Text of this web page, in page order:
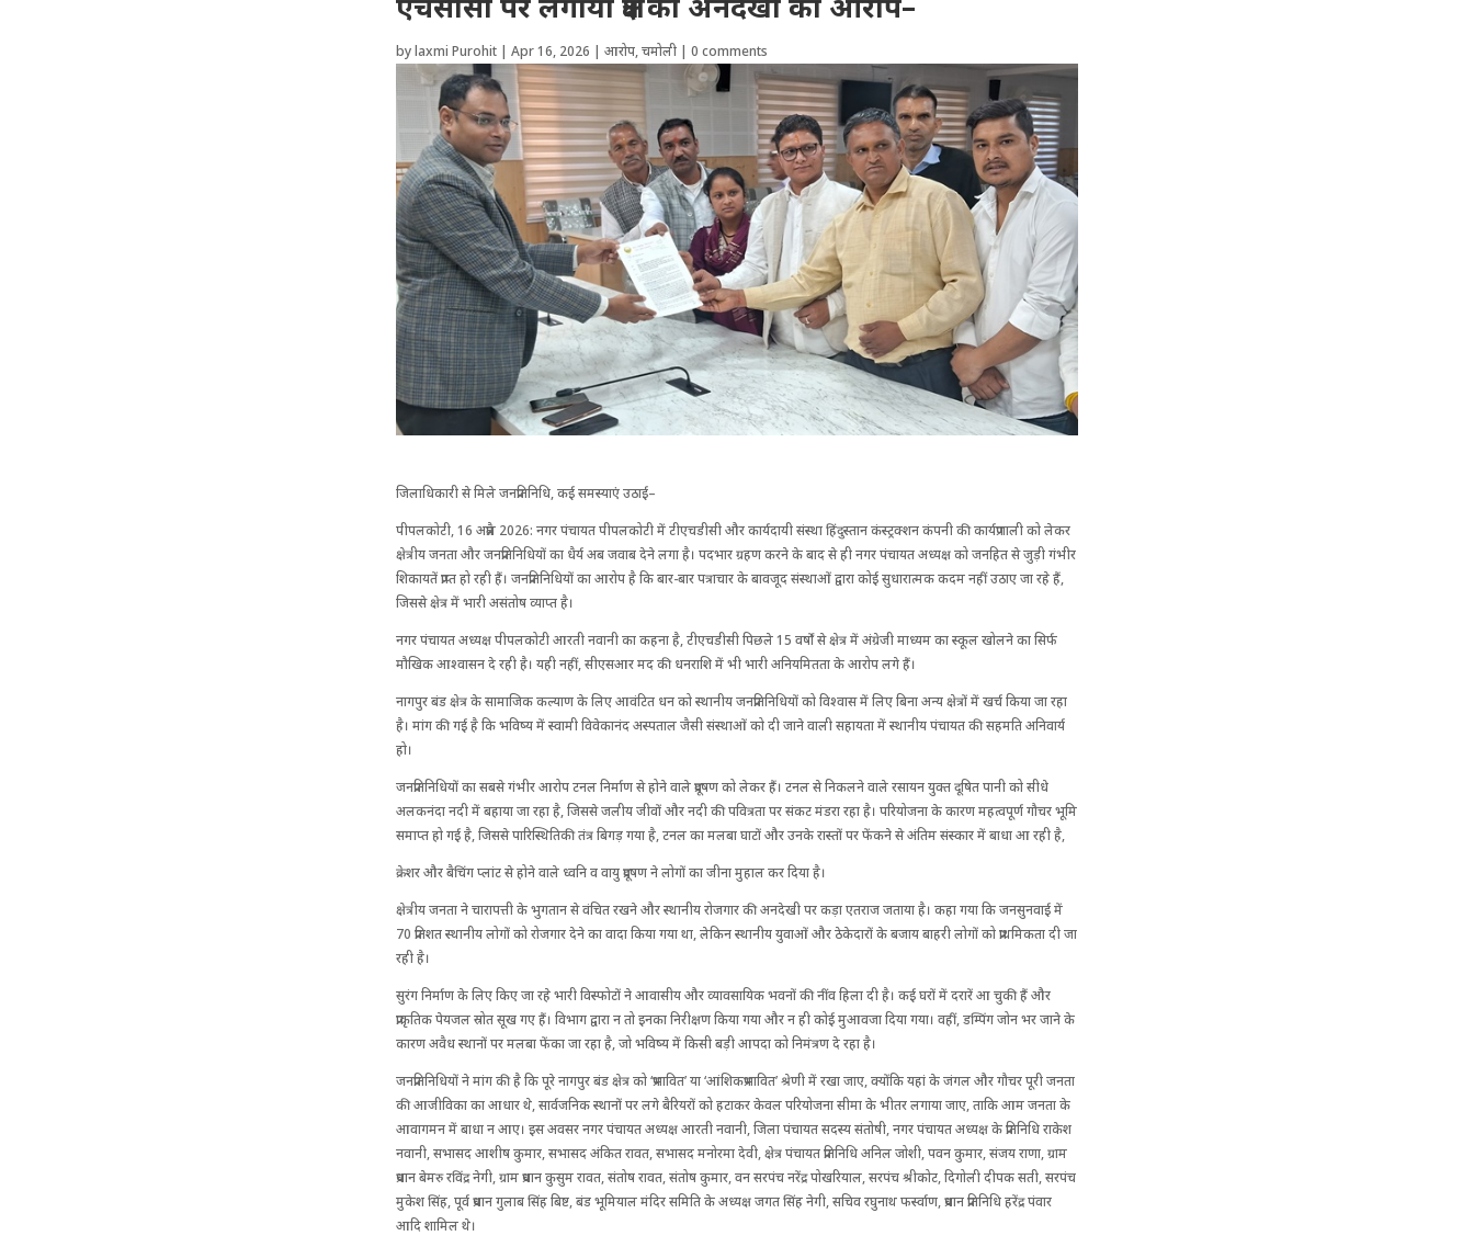
bylaxmi Purohit |Apr 16, 2026 |आरोप,चमोली |0 comments
जिला​धिकारी से मिले जनप्रतिनि​धि, कई समस्याएं उठाई–
पीपलकोटी, 16 अप्रैल 2026: नगर पंचायत पीपलकोटी में टीएचडीसी और कार्यदायी संस्था हिंदुस्तान कंस्ट्रक्शन कंपनी की कार्यप्रणाली को लेकर
क्षेत्रीय जनता और जनप्रतिनिधियों का धैर्य अब जवाब देने लगा है। पदभार ग्रहण करने के बाद से ही नगर पंचायत अध्यक्ष को जनहित से जुड़ी गंभीर
शिकायतें प्राप्त हो रही हैं। जनप्रतिनिधियों का आरोप है कि बार-बार पत्राचार के बावजूद संस्थाओं द्वारा कोई सुधारात्मक कदम नहीं उठाए जा रहे हैं,
जिससे क्षेत्र में भारी असंतोष व्याप्त है।
नगर पंचायत अध्यक्ष पीपलकोटी आरती नवानी का कहना है, टीएचडीसी पिछले 15 वर्षों से क्षेत्र में अंग्रेजी माध्यम का स्कूल खोलने का सिर्फ
मौखिक आश्वासन दे रही है। यही नहीं, सीएसआर मद की धनराशि में भी भारी अनियमितता के आरोप लगे हैं।
नागपुर बंड क्षेत्र के सामाजिक कल्याण के लिए आवंटित धन को स्थानीय जनप्रतिनिधियों को विश्वास में लिए बिना अन्य क्षेत्रों में खर्च किया जा रहा
है। मांग की गई है कि भविष्य में स्वामी विवेकानंद अस्पताल जैसी संस्थाओं को दी जाने वाली सहायता में स्थानीय पंचायत की सहमति अनिवार्य
हो।
जनप्रतिनि​धियों का सबसे गंभीर आरोप टनल निर्माण से होने वाले प्रदूषण को लेकर हैं। टनल से निकलने वाले रसायन युक्त दूषित पानी को सीधे
अलकनंदा नदी में बहाया जा रहा है, जिससे जलीय जीवों और नदी की पवित्रता पर संकट मंडरा रहा है। परियोजना के कारण महत्वपूर्ण गौचर भूमि
समाप्त हो गई है, जिससे पारिस्थितिकी तंत्र बिगड़ गया है, टनल का मलबा घाटों और उनके रास्तों पर फेंकने से अंतिम संस्कार में बाधा आ रही है,
क्रेशर और बैचिंग प्लांट से होने वाले ध्वनि व वायु प्रदूषण ने लोगों का जीना मुहाल कर दिया है।
क्षेत्रीय जनता ने चारापत्ती के भुगतान से वंचित रखने और स्थानीय रोजगार की अनदेखी पर कड़ा एतराज जताया है। कहा गया कि जनसुनवाई में
70 प्रतिशत स्थानीय लोगों को रोजगार देने का वादा किया गया था, लेकिन स्थानीय युवाओं और ठेकेदारों के बजाय बाहरी लोगों को प्राथमिकता दी जा
रही है।
सुरंग निर्माण के लिए किए जा रहे भारी विस्फोटों ने आवासीय और व्यावसायिक भवनों की नींव हिला दी है। कई घरों में दरारें आ चुकी हैं और
प्राकृतिक पेयजल स्रोत सूख गए हैं। विभाग द्वारा न तो इनका निरीक्षण किया गया और न ही कोई मुआवजा दिया गया। वहीं, डम्पिंग जोन भर जाने के
कारण अवैध स्थानों पर मलबा फेंका जा रहा है, जो भविष्य में किसी बड़ी आपदा को निमंत्रण दे रहा है।
जनप्रतिनिधियों ने मांग की है कि पूरे नागपुर बंड क्षेत्र को ‘प्रभावित’ या ‘आंशिकप्रभावित’ श्रेणी में रखा जाए, क्योंकि यहां के जंगल और गौचर पूरी जनता
की आजीविका का आधार थे, सार्वजनिक स्थानों पर लगे बैरियरों को हटाकर केवल परियोजना सीमा के भीतर लगाया जाए, ताकि आम जनता के
आवागमन में बाधा न आए। इस अवसर नगर पंंचायत अध्यक्ष आरती नवानी, जिला पंचायत सदस्य संतोषी, नगर पंचायत अध्यक्ष के प्रतिनि​धि राकेश
नवानी, सभासद आशीष कुमार, सभासद अंकित रावत, सभासद मनोरमा देवी, क्षेत्र पंचायत प्रतिनि​​धि अनिल जोशी, पवन कुमार, संजय राणा, ग्राम
प्रधान बेमरु रविंद्र नेगी, ग्राम प्रधान कुसुम रावत, संतोष रावत, संतोष कुमार, वन सरपंच नरेंद्र पोखरियाल, सरपंच श्रीकोट, दिगोली दीपक सती, सरपंच
मुकेश सिंह, पूर्व प्रधान गुलाब सिंह बिष्ट, बंड भूमियाल मंदिर समिति के अध्यक्ष जगत सिंह नेगी, सचिव रघुनाथ फर्स्वाण, प्रधान प्रतिनि​धि हरेंद्र पंवार
आदि शामिल थे।